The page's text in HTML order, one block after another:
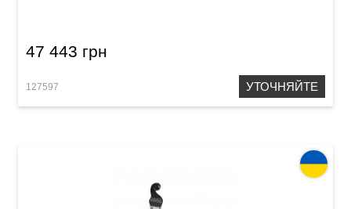
47 443 грн
127597 УТОЧНЯЙТЕ